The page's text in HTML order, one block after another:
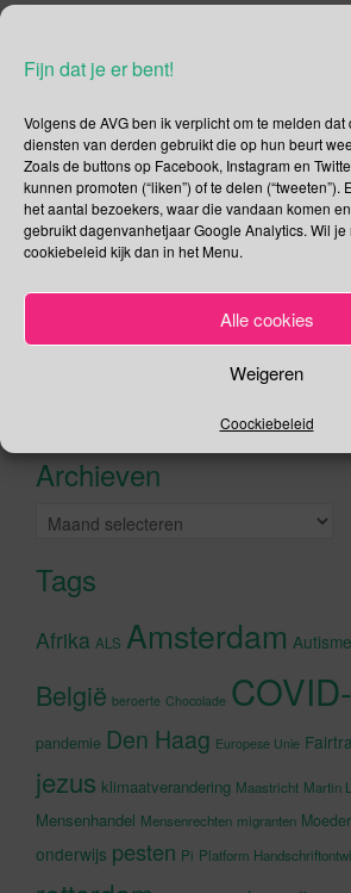
Fijn dat je er bent!
Volgens de AVG ben ik verplicht om te melden
diensten van derden gebruikt die op hun beurt
Zoals de buttons op Facebook, Instagram en
kunnen promoten (“liken”) of te delen (“tweeten”).
het aantal bezoekers, waar die vandaan komen
gebruikt dagenvanhetjaar Google Analytics. Wil je
cookiebeleid kijk dan in het Menu.
Alle cookies
Weigeren
Coockiebeleid
Social Media
Je kunt me volgen op
Zoeken
Zoeken
Recente tweets
Klik om marketing
Archieven
Archieven
Tags
Afrika ALS Amsterdam Autisme
België beroerte Chocolade
pandemie Den Haag Europese Unie
jezus klimaatverandering Maastricht Martin
Mensenhandel Mensenrechten migranten
onderwijs pesten Pi Platform